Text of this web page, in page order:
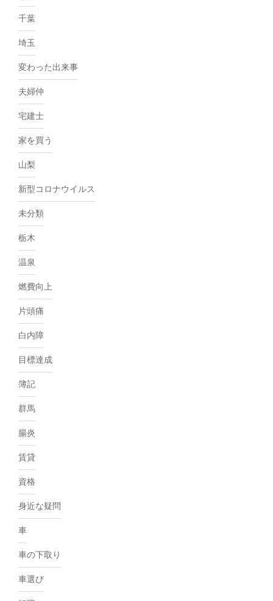
千葉
埼玉
変わった出来事
夫婦仲
宅建士
家を買う
山梨
新型コロナウイルス
未分類
栃木
温泉
燃費向上
片頭痛
白内障
目標達成
簿記
群馬
腸炎
賃貸
資格
身近な疑問
車
車の下取り
車選び